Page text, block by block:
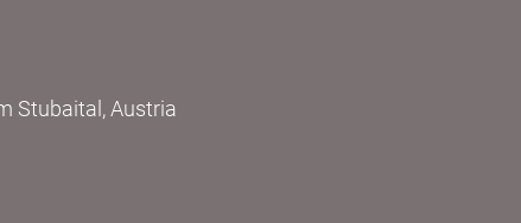
Stubaital, Austria